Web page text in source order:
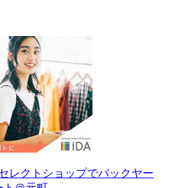
レクトショップでバックヤー